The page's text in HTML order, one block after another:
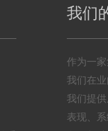
我们
作为一家
我们在
我们提
表现、